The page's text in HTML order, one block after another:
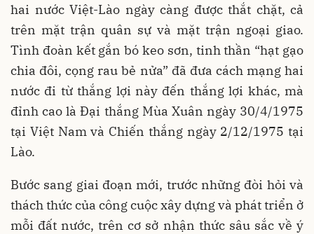
hai nước Việt-Lào ngày càng được thắt chặt, cả
trên mặt trận quân sự và mặt trận ngoại giao.
Tình đoàn kết gắn bó keo sơn, tinh thần “hạt gạo
chia đôi, cọng rau bẻ nửa” đã đưa cách mạng hai
nước đi từ thắng lợi này đến thắng lợi khác, mà
đỉnh cao là Đại thắng Mùa Xuân ngày 30/4/1975
tại Việt Nam và Chiến thắng ngày 2/12/1975 tại
Lào.
Bước sang giai đoạn mới, trước những đòi hỏi và
thách thức của công cuộc xây dựng và phát triển ở
mỗi đất nước, trên cơ sở nhận thức sâu sắc về ý